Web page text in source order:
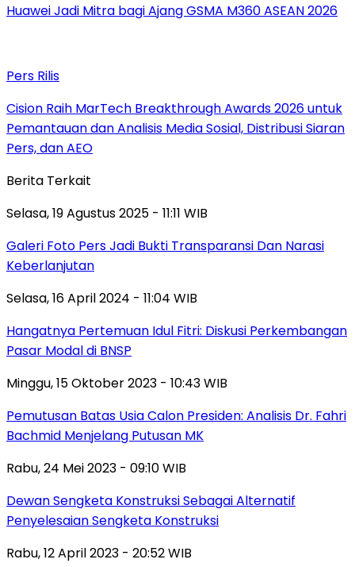
Huawei Jadi Mitra bagi Ajang GSMA M360 ASEAN 2026
Pers Rilis
Cision Raih MarTech Breakthrough Awards 2026 untuk
Pemantauan dan Analisis Media Sosial, Distribusi Siaran
Pers, dan AEO
Berita Terkait
Selasa, 19 Agustus 2025 - 11:11 WIB
Galeri Foto Pers Jadi Bukti Transparansi Dan Narasi
Keberlanjutan
Selasa, 16 April 2024 - 11:04 WIB
Hangatnya Pertemuan Idul Fitri: Diskusi Perkembangan
Pasar Modal di BNSP
Minggu, 15 Oktober 2023 - 10:43 WIB
Pemutusan Batas Usia Calon Presiden: Analisis Dr. Fahri
Bachmid Menjelang Putusan MK
Rabu, 24 Mei 2023 - 09:10 WIB
Dewan Sengketa Konstruksi Sebagai Alternatif
Penyelesaian Sengketa Konstruksi
Rabu, 12 April 2023 - 20:52 WIB